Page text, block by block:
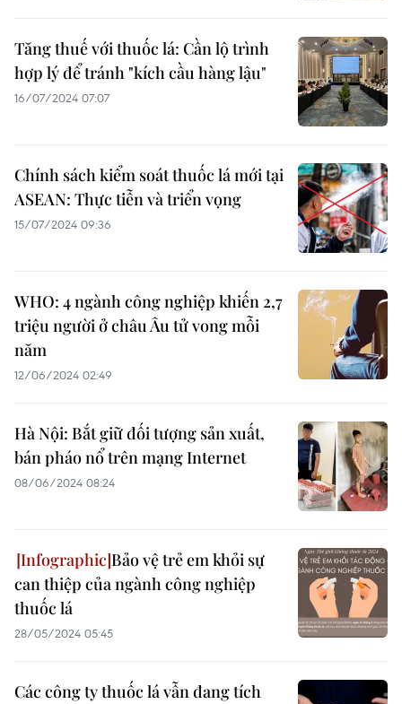
Tăng thuế với thuốc lá: Cần lộ trình
hợp lý để tránh "kích cầu hàng lậu"
16/07/2024 07:07
Chính sách kiểm soát thuốc lá mới tại
ASEAN: Thực tiễn và triển vọng
15/07/2024 09:36
WHO: 4 ngành công nghiệp khiến 2,7
triệu người ở châu Âu tử vong mỗi
năm
12/06/2024 02:49
Hà Nội: Bắt giữ đối tượng sản xuất,
bán pháo nổ trên mạng Internet
08/06/2024 08:24
Bảo vệ trẻ em khỏi sự
can thiệp của ngành công nghiệp
thuốc lá
28/05/2024 05:45
Các công ty thuốc lá vẫn đang tích